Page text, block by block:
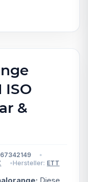
ISO
&
Hersteller: ETT